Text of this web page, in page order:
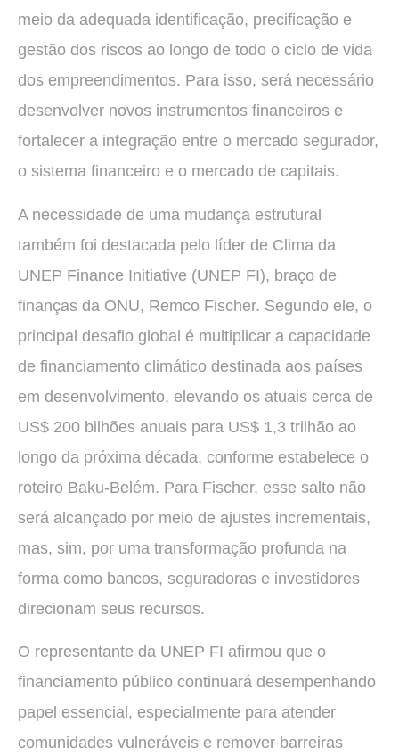
meio da adequada identificação, precificação e
gestão dos riscos ao longo de todo o ciclo de vida
dos empreendimentos. Para isso, será necessário
desenvolver novos instrumentos financeiros e
fortalecer a integração entre o mercado segurador,
o sistema financeiro e o mercado de capitais.
A necessidade de uma mudança estrutural
também foi destacada pelo líder de Clima da
UNEP Finance Initiative (UNEP FI), braço de
finanças da ONU, Remco Fischer. Segundo ele, o
principal desafio global é multiplicar a capacidade
de financiamento climático destinada aos países
em desenvolvimento, elevando os atuais cerca de
US$ 200 bilhões anuais para US$ 1,3 trilhão ao
longo da próxima década, conforme estabelece o
roteiro Baku-Belém. Para Fischer, esse salto não
será alcançado por meio de ajustes incrementais,
mas, sim, por uma transformação profunda na
forma como bancos, seguradoras e investidores
direcionam seus recursos.
O representante da UNEP FI afirmou que o
financiamento público continuará desempenhando
papel essencial, especialmente para atender
comunidades vulneráveis e remover barreiras